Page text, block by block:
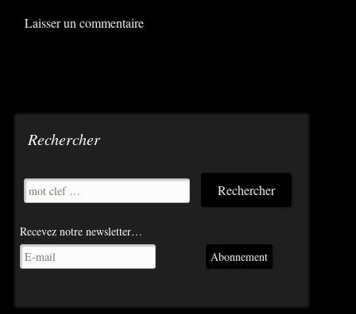
Rechercher
Recevez notre newsletter…
Abonnement